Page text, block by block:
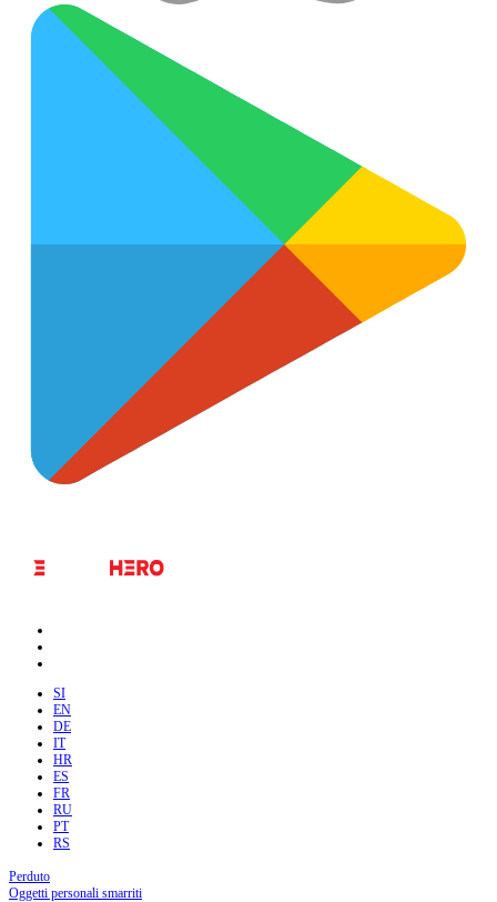
SI
EN
DE
IT
HR
ES
FR
RU
PT
RS
Perduto
Oggetti personali smarriti